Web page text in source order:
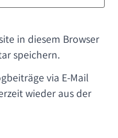
in diesem Browser
speichern.
via E-Mail
wieder aus der